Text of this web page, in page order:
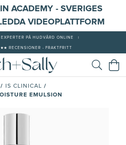
ACADEMY - SVERIGES
VIDEOPLATTFORM
PÅ HUDVÅRD ONLINE
RECENSIONER - FRAKTFRITT
/ IS CLINICAL /
EMULSION